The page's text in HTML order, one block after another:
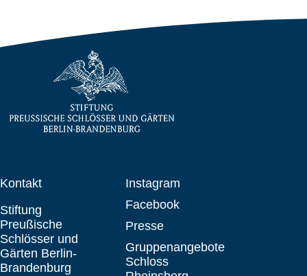
Kontakt
Stiftung
Preußische
Schlösser und
Gärten Berlin-
Brandenburg
Instagram
Facebook
Presse
Gruppenangebote
Schloss